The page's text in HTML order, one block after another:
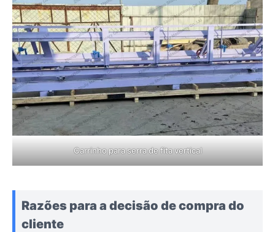
Carrinho para serra de fita vertical
Razões para a decisão de compra do
cliente